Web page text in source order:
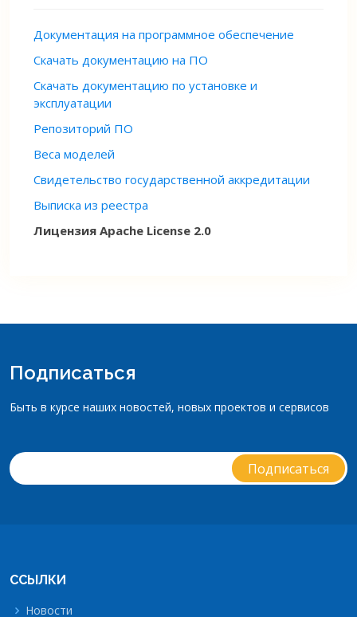
Документация на программное обеспечение
Скачать документацию на ПО
Скачать документацию по установке и
эксплуатации
Репозиторий ПО
Веса моделей
Свидетельство государственной аккредитации
Выписка из реестра
Лицензия Apache License 2.0
Подписаться
Быть в курсе наших новостей, новых проектов и сервисов
ССЫЛКИ
Новости